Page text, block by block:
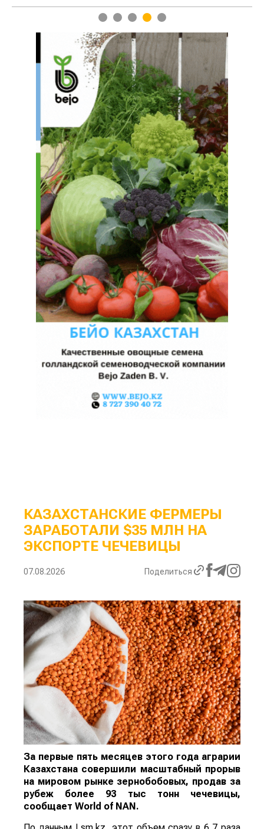
1 2 3 4 5
КАЗАХСТАНСКИЕ ФЕРМЕРЫ
ЗАРАБОТАЛИ $35 МЛН НА
ЭКСПОРТЕ ЧЕЧЕВИЦЫ
07.08.2026 Поделиться
За первые пять месяцев этого года аграрии
Казахстана совершили масштабный прорыв
на мировом рынке зернобобовых, продав за
рубеж более 93 тыс тонн чечевицы,
сообщает World of NAN .